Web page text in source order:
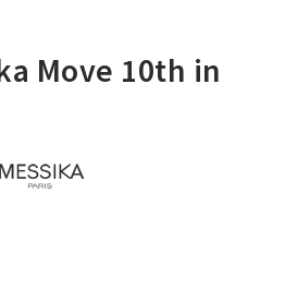
Move 10th in